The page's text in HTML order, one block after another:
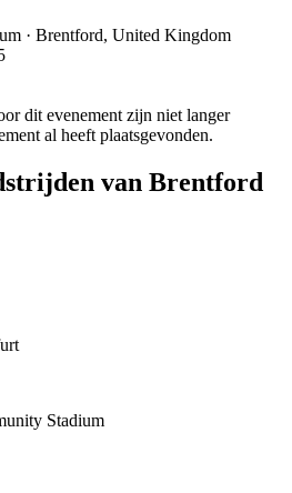
· Brentford, United Kingdom
dit evenement zijn niet langer
al heeft plaatsgevonden.
van Brentford
Stadium